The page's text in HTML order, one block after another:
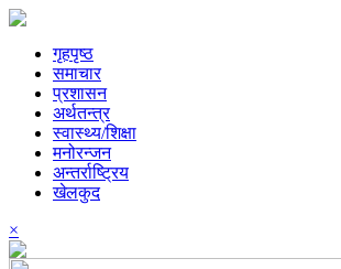
गृहपृष्ठ
समाचार
प्रशासन
अर्थतन्त्र
स्वास्थ्य/शिक्षा
मनोरन्जन
अन्तर्राष्ट्रिय
खेलकुद
×